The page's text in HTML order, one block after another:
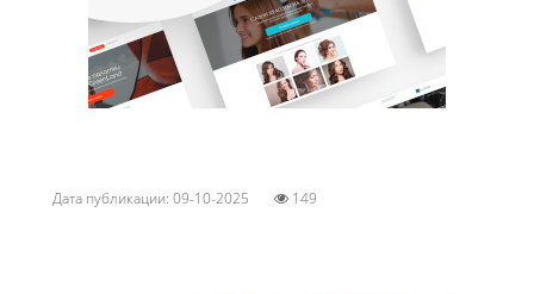
Дата публикации: 09-10-2025 149